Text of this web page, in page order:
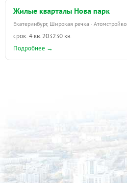
Жилые кварталы Нова парк
Екатеринбург, Широкая речка ·
срок: 4 кв. 203230 кв.
Подробнее →